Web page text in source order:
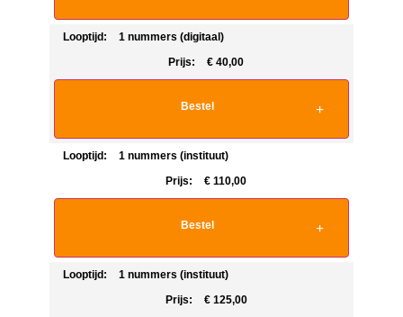
Looptijd:
1 nummers (digitaal)
Prijs:
€ 40,00
Bestel
Looptijd:
1 nummers (instituut)
Prijs:
€ 110,00
Bestel
Looptijd:
1 nummers (instituut)
Prijs:
€125,00